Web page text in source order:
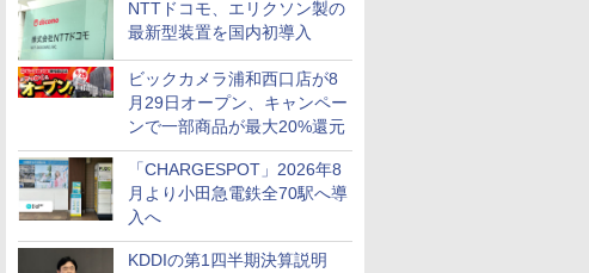
NTTドコモ、エリクソン製の
最新型装置を国内初導入
ビックカメラ浦和西口店が8
月29日オープン、キャンペー
ンで一部商品が最大20%還元
「CHARGESPOT」2026年8
月より小田急電鉄全70駅へ導
入へ
KDDIの第1四半期決算説明